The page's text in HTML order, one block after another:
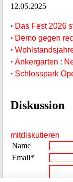
12.05.2025
· Das Fest 2026
· Demo gegen
·
· Ankergarten :
· Schlosspark
Diskussion
mitdiskutieren
Name
Email*